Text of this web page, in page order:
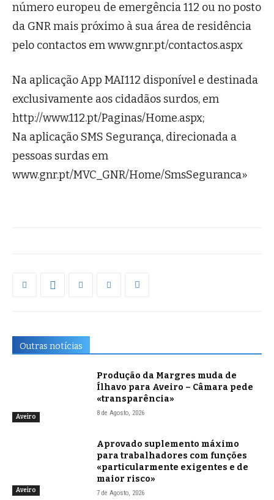
número europeu de emergência 112 ou no posto
da GNR mais próximo à sua área de residência
pelo contactos em www.gnr.pt/contactos.aspx
Na aplicação App MAI112 disponível e destinada
exclusivamente aos cidadãos surdos, em
http://www.112.pt/Paginas/Home.aspx;
Na aplicação SMS Segurança, direcionada a
pessoas surdas em
www.gnr.pt/MVC_GNR/Home/SmsSeguranca»
Outras notícias
Aveiro
Produção da Margres muda de
Ílhavo para Aveiro – Câmara pede
«transparência»
8 de Agosto, 2026
Aveiro
Aprovado suplemento máximo
para trabalhadores com funções
«particularmente exigentes e de
maior risco»
7 de Agosto, 2026